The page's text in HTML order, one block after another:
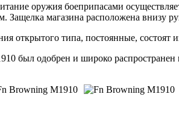
оружия боеприпасами
Защелка магазина расположена внизу
открытого типа, постоянные,
был одобрен и широко